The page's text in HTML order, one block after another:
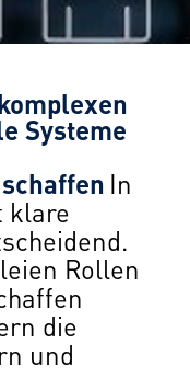
Systeme
In
klare
Rollen
die
und